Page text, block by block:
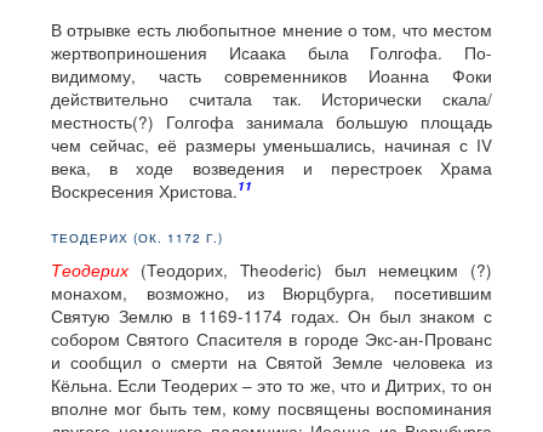
В отрывке есть любопытное мнение о том, что местом
жертвоприношения Исаака была Голгофа. По-
видимому, часть современников Иоанна Фоки
действительно считала так. Исторически скала/
местность(?) Голгофа занимала большую площадь
чем сейчас, её размеры уменьшались, начиная с IV
века, в ходе возведения и перестроек Храма
Воскресения Христова.11
ТЕОДЕРИХ (ОК. 1172 Г.)
Теодерих (Теодорих, Theoderic) был немецким (?)
монахом, возможно, из Вюрцбурга, посетившим
Святую Землю в 1169-1174 годах. Он был знаком с
собором Святого Спасителя в городе Экс-ан-Прованс
и сообщил о смерти на Святой Земле человека из
Кёльна. Если Теодерих – это то же, что и Дитрих, то он
вполне мог быть тем, кому посвящены воспоминания